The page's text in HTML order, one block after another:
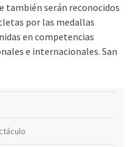
también serán reconocidos
por las medallas
en competencias
e internacionales. San